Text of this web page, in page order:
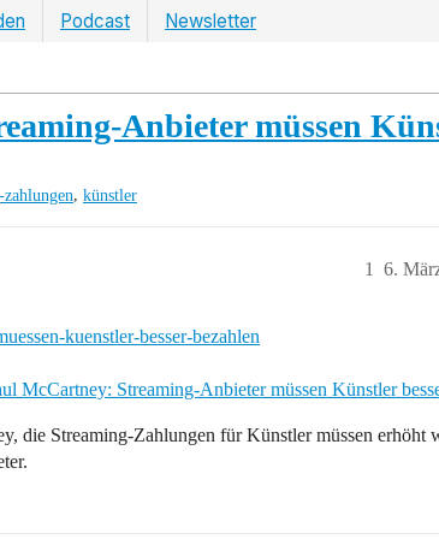
Podcast Newsletter
Anbieter müssen
, künstler
6.
1
McCartney: Streaming-Anbieter müssen Künstler
die Streaming-Zahlungen für Künstler müssen erhöht